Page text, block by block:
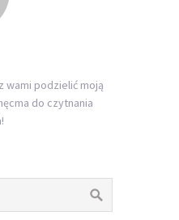
wami podzielić moją
do czytnania